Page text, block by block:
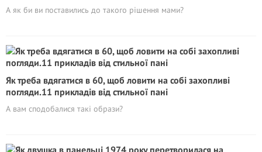
А як би ви поставились до такого рішення мами?
Як треба вдягатися в 60, щоб ловити на собі захопливі
погляди.11 прикладів від стильної пані
А вам сподобалися такі образи?